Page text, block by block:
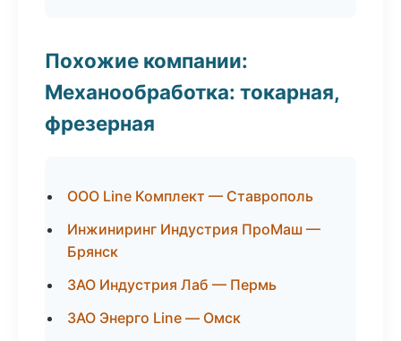
Похожие компании:
Механообработка: токарная,
фрезерная
ООО Line Комплект — Ставрополь
Инжиниринг Индустрия ПроМаш —
Брянск
ЗАО Индустрия Лаб — Пермь
ЗАО Энерго Line — Омск